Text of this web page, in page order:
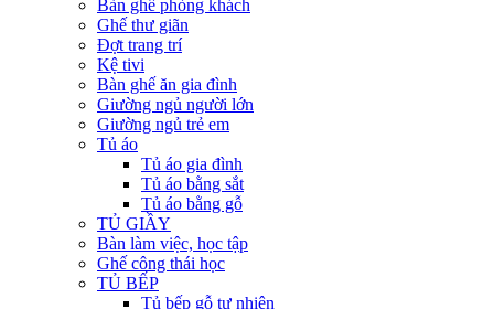
Bàn ghế phòng khách
Ghế thư giãn
Đợt trang trí
Kệ tivi
Bàn ghế ăn gia đình
Giường ngủ người lớn
Giường ngủ trẻ em
Tủ áo
Tủ áo gia đình
Tủ áo bằng sắt
Tủ áo bằng gỗ
TỦ GIẦY
Bàn làm việc, học tập
Ghế công thái học
TỦ BẾP
Tủ bếp gỗ tự nhiên